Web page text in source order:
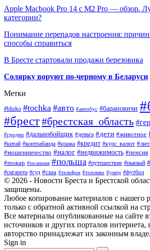
Apple Macbook Pro 14 с M2 Pro — обзор.
категории?
Понимание перепадов настроения:
способы справиться
В Бресте стартовали продажи березовика
Солярку воруют по-черному в Беларуси
Метки
#blizko #tochka #авто #автобус #барановичи
#брест#брестская_область
#гродно #дальнобойщик #деньга #дети #животное
#китай #контрабанда #кража #кредит #курс_валют
#мошенничество #налог #недвижимость #пенсия
#пожар #полиция #польша #путешествие #пьяный
#сигарета #суд #сша #телефон #топливо #умер #футбол
© 2026 - Новости Бреста и Брестской
защищены.
Любое копирование материалов с нашего
только с обратной активной ссылкой на
Все материалы опубликованные на сайте
источников и других порталов интернета,
авторство принадлежат их законным
Sign in